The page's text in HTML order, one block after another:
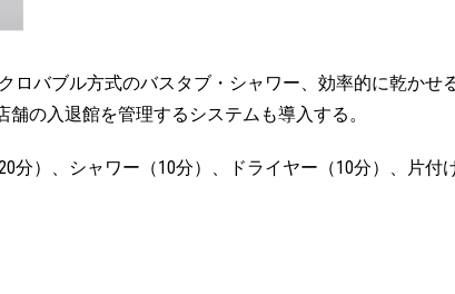
ロバブル方式のバスタブ・シャワー、効率的に乾かせ
の入退館を管理するシステムも導入する。
分）、シャワー（10分）、ドライヤー（10分）、片付